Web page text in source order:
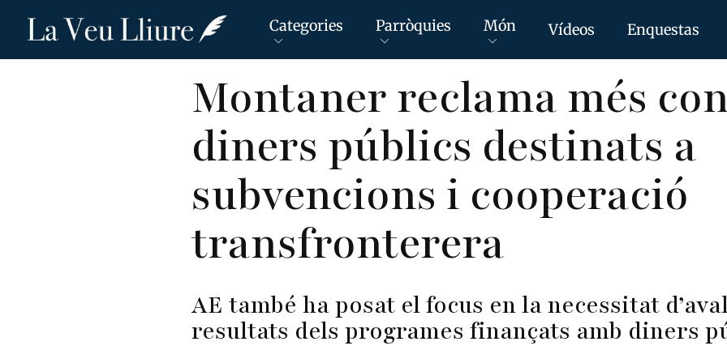
Vés
Categories Parròquies Món Vídeos Enquestas
Montaner reclama més
diners públics destinats a
subvencions i cooperació
transfronterera
AE també ha posat el focus en la necessitat
resultats dels programes finançats amb diners